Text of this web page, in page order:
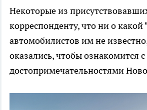
Некоторые из
корреспонденту, что ни о какой
автомобилистов им не
оказались, чтобы ознакомится с
достопримечательностями